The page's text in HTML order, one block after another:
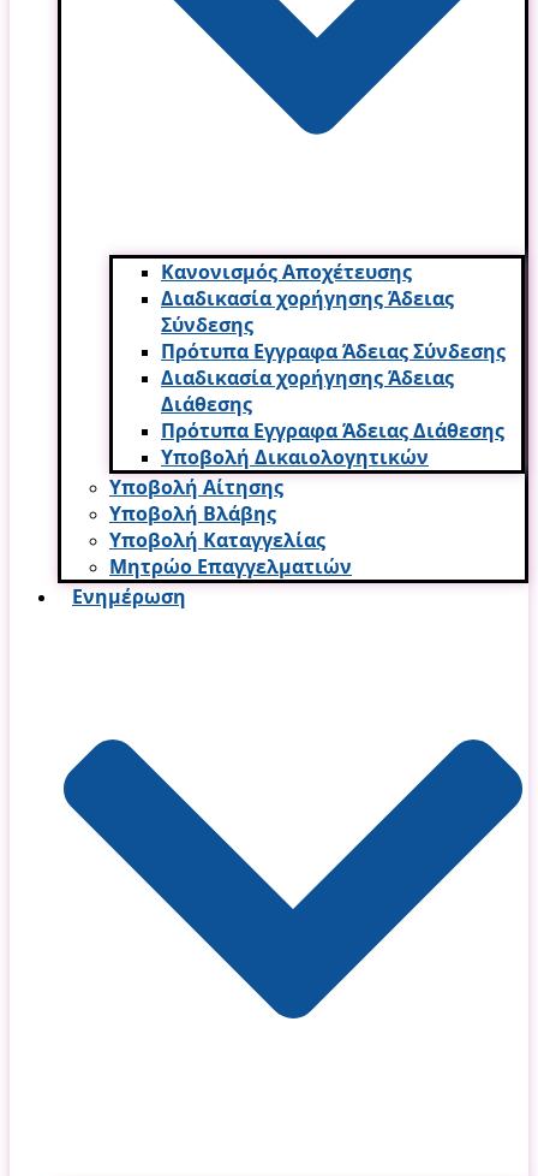
Κανονισμός Αποχέτευσης
Διαδικασία χορήγησης Άδειας
Σύνδεσης
Πρότυπα Εγγραφα Άδειας Σύνδεσης
Διαδικασία χορήγησης Άδειας
Διάθεσης
Πρότυπα Εγγραφα Άδειας Διάθεσης
Υποβολή Δικαιολογητικών
Υποβολή Αίτησης
Υποβολή Βλάβης
Υποβολή Καταγγελίας
Μητρώο Επαγγελματιών
Ενημέρωση